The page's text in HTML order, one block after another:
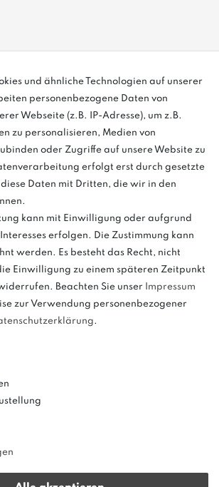
- 16:00
zum Ortstarif, Preise aus dem Mobilfunknetz
vom Provider).
und
weitere.
und ähnliche Technologien auf unserer
personenbezogene Daten von
Webseite (z.B. IP-Adresse), um z.B.
zu personalisieren, Medien von
oder Zugriffe auf unsere Website zu
erfolgt erst durch gesetzte
Daten mit Dritten, die wir in den
kann mit Einwilligung oder aufgrund
erfolgen. Die Zustimmung kann
werden. Es besteht das Recht, nicht
Einwilligung zu einem späteren Zeitpunkt
Beachten Sie unser
Impressum
zur Verwendung personenbezogener
.
sondern lediglich
zur unverbindlichen
seitens des Herstellers dar.